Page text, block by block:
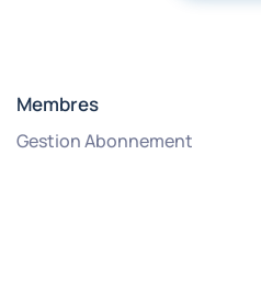
Membres
Gestion Abonnement